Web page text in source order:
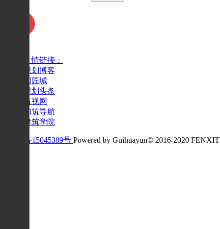
友情链接：
规划博客
国匠城
规划头条
筑视网
知筑导航
建筑学院
沪ICP备15045389号 Powered by Guihuayun© 2016-2020